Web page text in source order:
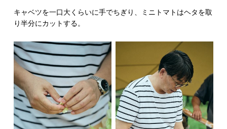
キャベツを一口大くらいに手でちぎり、ミニトマトはヘタを取
り半分にカットする。